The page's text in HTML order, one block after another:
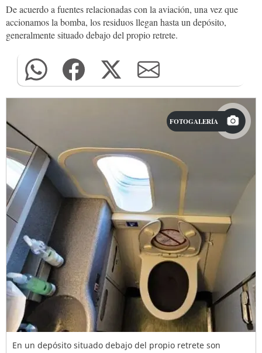
De acuerdo a fuentes relacionadas con la aviación, una vez que
accionamos la bomba, los residuos llegan hasta un depósito,
generalmente situado debajo del propio retrete.
FOTOGALERÍA
En un depósito situado debajo del propio retrete son